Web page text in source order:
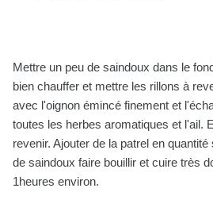
Mettre un peu de saindoux dans le
bien chauffer et mettre les rillons à
avec l'oignon émincé finement et
toutes les herbes aromatiques et l'ail.
revenir. Ajouter de la patrel en
de saindoux faire bouillir et cuire très
1heures environ.